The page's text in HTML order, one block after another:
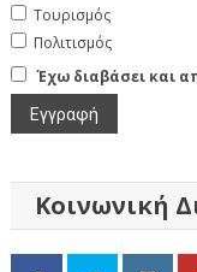
Τουρισμός
Πολιτισμός
Έχω διαβάσει και
Κοινωνική